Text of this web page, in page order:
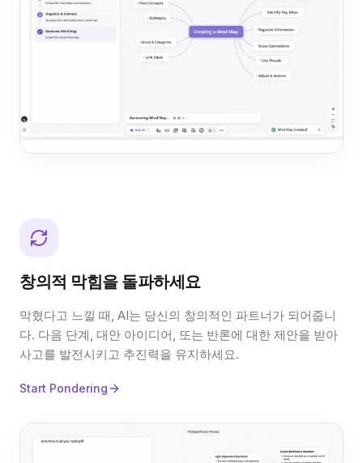
창의적 막힘을 돌파하세요
막혔다고 느낄 때, AI는 당신의 창의적인 파트너가 되어줍니
다. 다음 단계, 대안 아이디어, 또는 반론에 대한 제안을 받아
사고를 발전시키고 추진력을 유지하세요.
Start Pondering